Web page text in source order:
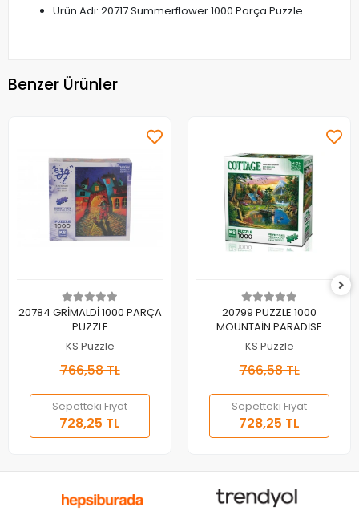
Ürün Adı: 20717 Summerflower 1000 Parça Puzzle
Benzer Ürünler
Sepete Ekle
20784 GRİMALDİ 1000 PARÇA
PUZZLE
KS Puzzle
766,58 TL
Sepetteki Fiyat
728,25 TL
Sepete Ekle
20799 PUZZLE 1000
MOUNTAİN PARADİSE
KS Puzzle
766,58 TL
Sepetteki Fiyat
728,25 TL